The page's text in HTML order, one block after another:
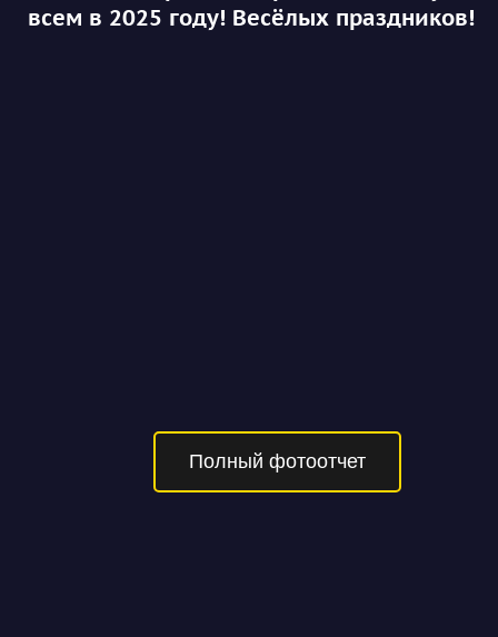
всем в 2025 году! Весёлых праздников!
Полный фотоотчет